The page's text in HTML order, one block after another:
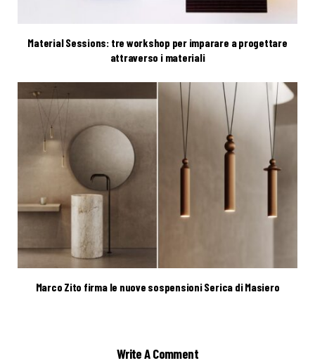
Material Sessions: tre workshop per imparare a progettare
attraverso i materiali
Marco Zito firma le nuove sospensioni Serica di Masiero
Write A Comment